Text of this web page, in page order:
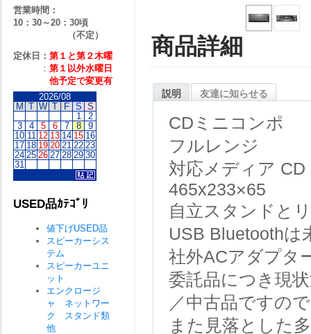
商品詳細
説明 友達に知らせる
CDミニコンポ
フルレンジ
対応メディア
465x233×65
自立スタンドと
USB Bluetoothは
社外ACアダプタ
委託品につき現
／中古品ですの
また見落とした
営業時間：
10：30～20：30頃
（不定）
定休日： 第１と第２木曜
： 第１以外水曜日
他予定で変更有
2026/08
M T W T F S S
1
2
3
4 5 6 7 8
9
10 11 12 13 14 15 16
17 18 19 20 21 22 23
24 25 26 27 28 29 30
31
USED品ｶﾃｺﾞﾘ
値下げUSED品
スピーカーシス
テム
スピーカーユニ
ット
エンクロージ
ャ ネットワー
ク スタンド類
他